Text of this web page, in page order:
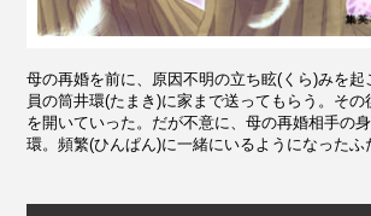
母の再婚を前に、原因不明の立ち眩(くら)みを
員の筒井環(たまき)に家まで送ってもらう。そ
を開いていった。だが不意に、母の再婚相手
環。頻繁(ひんぱん)に一緒にいるようになった